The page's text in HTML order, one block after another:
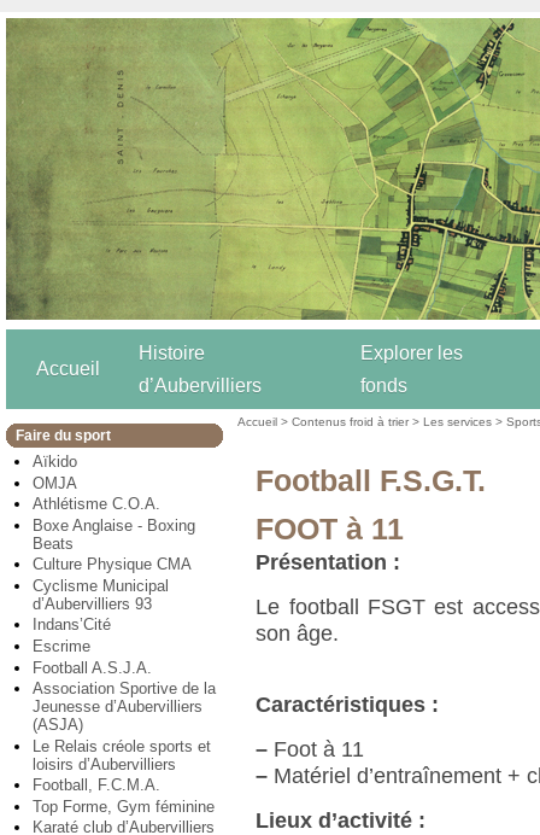
Accueil
Histoire
d’Aubervilliers
Explorer les
fonds
Faire du sport
Aïkido
OMJA
Athlétisme C.O.A.
Boxe Anglaise - Boxing
Beats
Culture Physique CMA
Cyclisme Municipal
d’Aubervilliers 93
Indans’Cité
Escrime
Football A.S.J.A.
Association Sportive de la
Jeunesse d’Aubervilliers
(ASJA)
Le Relais créole sports et
loisirs d’Aubervilliers
Football, F.C.M.A.
Top Forme, Gym féminine
Karaté club d’Aubervilliers
Accueil >Contenus froid à trier >Les services >
Football F.S.G.T.
FOOT à 11
Présentation :
Le football FSGT est
son âge.
Caractéristiques :
– Foot à 11
– Matériel d’entraînement +
Lieux d’activité :